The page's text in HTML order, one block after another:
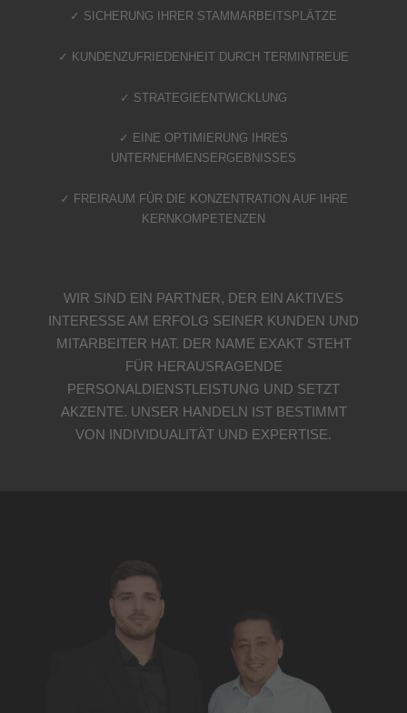
✓ SICHERUNG IHRER STAMMARBEITSPLÄTZE
✓ KUNDENZUFRIEDENHEIT DURCH TERMINTREUE
✓ STRATEGIEENTWICKLUNG
✓ EINE OPTIMIERUNG IHRES
UNTERNEHMENSERGEBNISSES
✓ FREIRAUM FÜR DIE KONZENTRATION AUF IHRE
KERNKOMPETENZEN
WIR SIND EIN PARTNER, DER EIN AKTIVES
INTERESSE AM ERFOLG SEINER KUNDEN UND
MITARBEITER HAT. DER NAME EXAKT STEHT
FÜR HERAUSRAGENDE
PERSONALDIENSTLEISTUNG UND SETZT
AKZENTE. UNSER HANDELN IST BESTIMMT
VON INDIVIDUALITÄT UND EXPERTISE.